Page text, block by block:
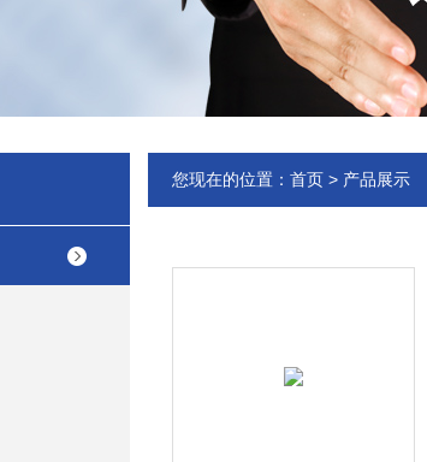
您现在的位置： 首页 > 产品展示